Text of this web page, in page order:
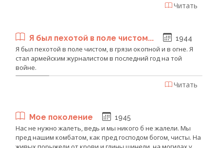
Читать
Я был пехотой в поле чистом... 1944
Я был пехотой в поле чистом, в грязи окопной и в огне. Я
стал армейским журналистом в последний год на той
войне.
Читать
Мое поколение 1945
Нас не нужно жалеть, ведь и мы никого б не жалели. Мы
пред нашим комбатом, как пред господом богом, чисты. На